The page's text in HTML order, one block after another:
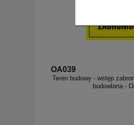
OA039
Teren budowy - wstęp
budowlana -